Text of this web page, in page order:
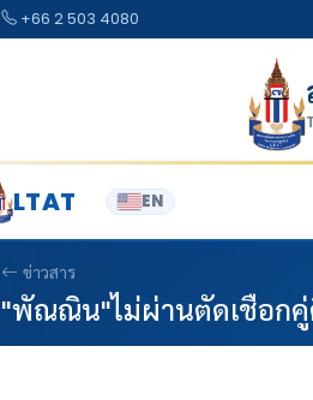
+66 2 503 4080
LTAT EN
ข่าวสาร
"พัณณิน"ไม่ผ่านตัดเชือก